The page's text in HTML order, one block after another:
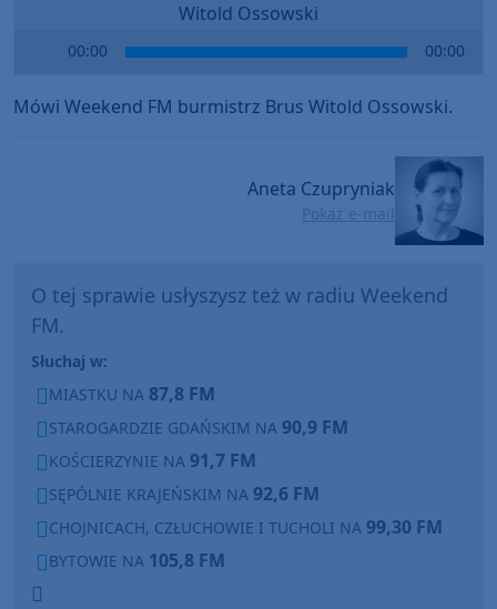
Witold Ossowski
00:00 00:00
Mówi Weekend FM burmistrz Brus Witold Ossowski.
Aneta Czupryniak
Pokaż e-mail
O tej sprawie usłyszysz też w radiu Weekend
FM.
Słuchaj w:
MIASTKU NA 87,8 FM
STAROGARDZIE GDAŃSKIM NA 90,9 FM
KOŚCIERZYNIE NA 91,7 FM
SĘPÓLNIE KRAJEŃSKIM NA 92,6 FM
CHOJNICACH, CZŁUCHOWIE I TUCHOLI NA 99,30 FM
BYTOWIE NA 105,8 FM